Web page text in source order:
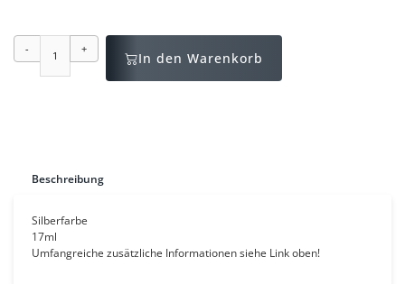
- +
In den Warenkorb
Beschreibung
Silberfarbe
17ml
Umfangreiche zusätzliche Informationen siehe Link oben!